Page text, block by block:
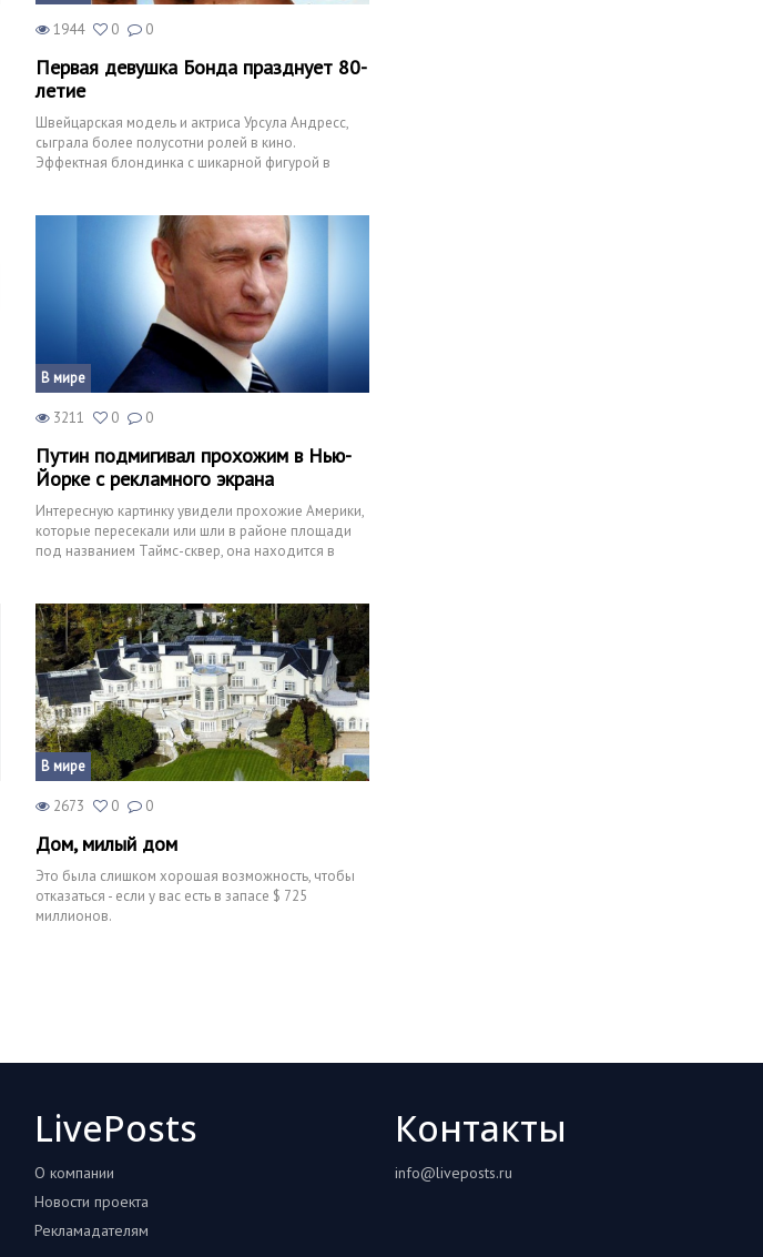
1944 0 0
Первая девушка Бонда празднует 80-
летие
Швейцарская модель и актриса Урсула Андресс,
сыграла более полусотни ролей в кино.
Эффектная блондинка с шикарной фигурой в
В мире
3211 0 0
Путин подмигивал прохожим в Нью-
Йорке с рекламного экрана
Интересную картинку увидели прохожие Америки,
которые пересекали или шли в районе площади
под названием Таймс-сквер, она находится в
В мире
2673 0 0
Дом, милый дом
Это была слишком хорошая возможность, чтобы
отказаться - если у вас есть в запасе $ 725
миллионов.
LivePosts
О компании
Новости проекта
Рекламадателям
Контакты
info@liveposts.ru